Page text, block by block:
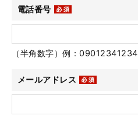
電話番号
（半角数字）例：09012341234
メールアドレス